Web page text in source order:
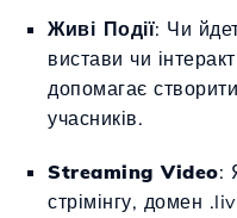
Живі Події: Чи
вистави чи
допомагає
учасників.
Streaming Video:
стрімінгу, домен